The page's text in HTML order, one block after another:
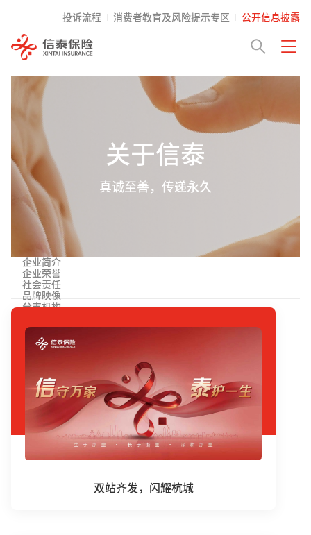
投诉流程 消费者教育及风险提示专区 公开信息披露
关于信泰
真诚至善，传递永久
企业简介
企业荣誉
社会责任
品牌映像
分支机构
双站齐发，闪耀杭城